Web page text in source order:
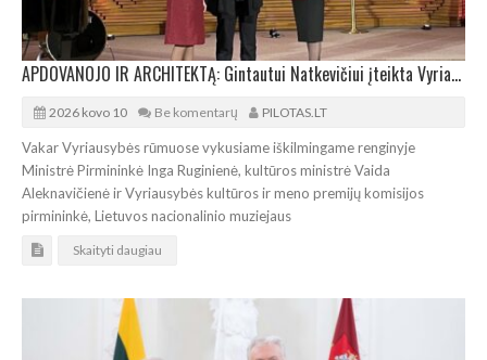
APDOVANOJO IR ARCHITEKTĄ: Gintautui Natkevičiui įteikta Vyriausybės kultūros ir meno premija
2026 kovo 10 Be komentarų PILOTAS.LT
Vakar Vyriausybės rūmuose vykusiame iškilmingame renginyje
Ministrė Pirmininkė Inga Ruginienė, kultūros ministrė Vaida
Aleknavičienė ir Vyriausybės kultūros ir meno premijų komisijos
pirmininkė, Lietuvos nacionalinio muziejaus
Skaityti daugiau